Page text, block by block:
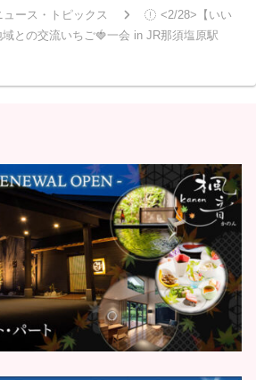
ース・トピックス
<2/28>【いい
域との交流いちご🍓一会 in JR那須塩原駅